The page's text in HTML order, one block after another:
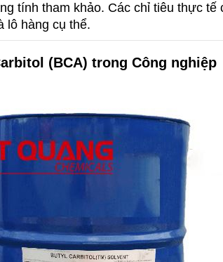
tính tham khảo. Các chỉ tiêu thực tế
lô hàng cụ thể.
(BCA) trong Công nghiệp